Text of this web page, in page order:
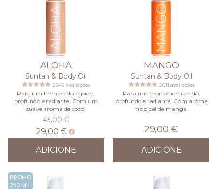
ALOHA
Suntan & Body Oil
2642 avaliações
Para um bronzeado rápido,
profundo e radiante. Com um
suave aroma de coco.
43,00 €
29,00 €
ADICIONE
MANGO
Suntan & Body Oil
2011 avaliações
Para um bronzeado rápido,
profundo e radiante. Com aroma
tropical de manga.
29,00 €
ADICIONE
PROMO
200 ML